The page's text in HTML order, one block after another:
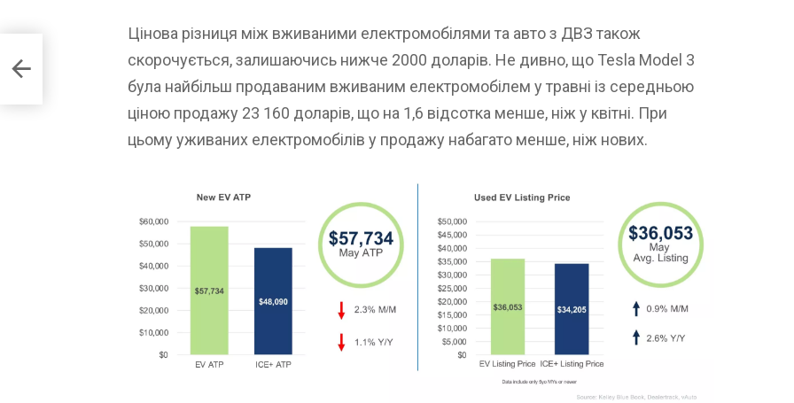
Цінова різниця між вживаними електромобілями та авто з ДВЗ також
скорочується, залишаючись нижче 2000 доларів. Не дивно, що Tesla Model 3
була найбільш продаваним вживаним електромобілем у травні із середньою
ціною продажу 23 160 доларів, що на 1,6 відсотка менше, ніж у квітні. При
цьому уживаних електромобілів у продажу набагато менше, ніж нових.